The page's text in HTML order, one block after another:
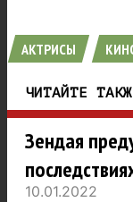
АКТРИСЫ
ЧИТАЙТЕ
Зендая
10.01.2022